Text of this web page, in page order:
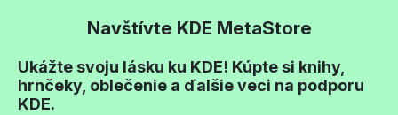
Navštívte KDE MetaStore
Ukážte svoju lásku ku KDE! Kúpte si knihy,
hrnčeky, oblečenie a ďalšie veci na podporu
KDE.